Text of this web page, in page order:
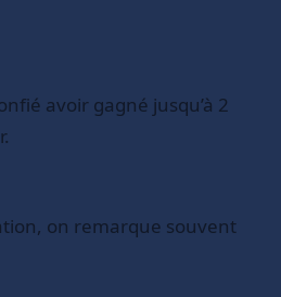
avoir gagné jusqu’à 2
on remarque souvent